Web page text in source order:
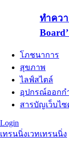
ทำควา
โภชนาการ
สุขภาพ
ไลฟ์สไตล์
อุปกรณ์ออกก
สารบัญเว็บไซ
Login
เทรนนิ่งเวทเทรนนิ่ง